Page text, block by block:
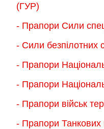
(ГУР)
- Прапори Сили
- Сили безпілотних
- Прапори
- Прапори
- Прапори військ
- Прапори Танкових